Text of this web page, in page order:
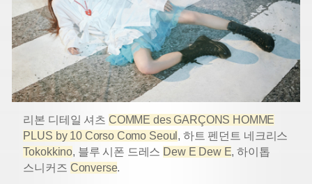
리본 디테일 셔츠 COMME des GARÇONS HOMME
PLUS by 10 Corso Como Seoul , 하트 펜던트 네크리스
Tokokkino, 블루 시폰 드레스 Dew E Dew E, 하이톱
스니커즈 Converse.